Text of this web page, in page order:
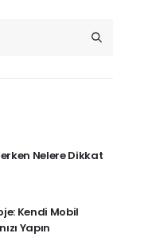
Nelere Dikkat
Kendi Mobil
Yapın